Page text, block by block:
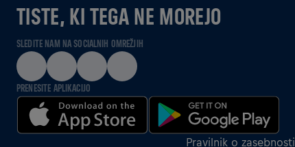
TISTE, KI TEGA NE MOREJO
SLEDITE NAM NA SOCIALNIH OMREŽJIH
PRENESITE APLIKACIJO
Pravilnik o zasebnosti